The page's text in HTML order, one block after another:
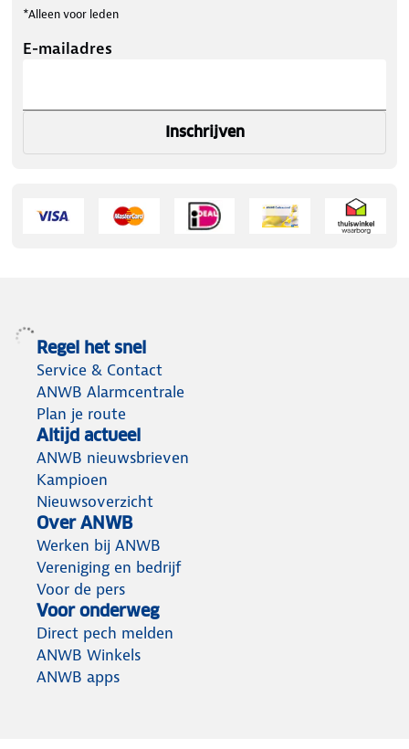
*Alleen voor leden
E-mailadres
Inschrijven
Regel het snel
Service & Contact
ANWB Alarmcentrale
Plan je route
Altijd actueel
ANWB nieuwsbrieven
Kampioen
Nieuwsoverzicht
Over ANWB
Werken bij ANWB
Vereniging en bedrijf
Voor de pers
Voor onderweg
Direct pech melden
ANWB Winkels
ANWB apps